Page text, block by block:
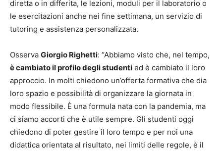
diretta o in differita, le lezioni, moduli per il laboratorio o
le esercitazioni anche nei fine settimana, un servizio di
tutoring e assistenza personalizzata.
Osserva Giorgio Righetti: “Abbiamo visto che, nel tempo,
è cambiato il profilo degli studenti ed è cambiato il loro
approccio. In molti chiedono un’offerta formativa che dia
loro spazio e possibilità di organizzare la giornata in
modo flessibile. È una formula nata con la pandemia, ma
ci siamo accorti che è utile sempre. Gli studenti oggi
chiedono di poter gestire il loro tempo e per noi una
didattica orientata al risultato, nei limiti delle regole, è il